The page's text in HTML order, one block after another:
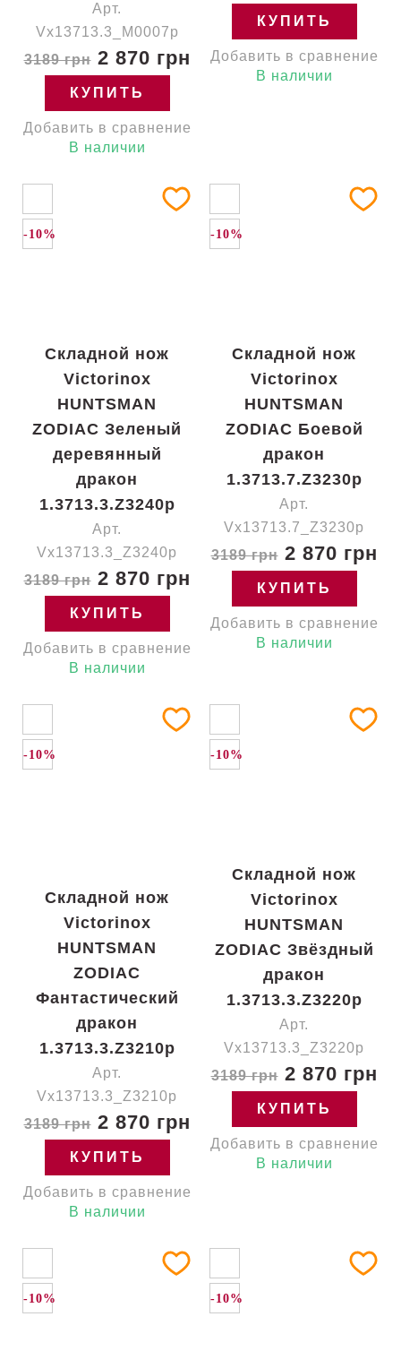
Арт.
Vx13713.3_M0007p
3189 грн2 870 грн
КУПИТЬ
Добавить в сравнение
В наличии
КУПИТЬ
Добавить в сравнение
В наличии
-10%
Складной нож
Victorinox
HUNTSMAN
ZODIAC Зеленый
деревянный
дракон
1.3713.3.Z3240p
Арт.
Vx13713.3_Z3240p
3189 грн2 870 грн
КУПИТЬ
Добавить в сравнение
В наличии
-10%
Складной нож
Victorinox
HUNTSMAN
ZODIAC Боевой
дракон
1.3713.7.Z3230p
Арт.
Vx13713.7_Z3230p
3189 грн2 870 грн
КУПИТЬ
Добавить в сравнение
В наличии
-10%
Складной нож
Victorinox
HUNTSMAN
ZODIAC
Фантастический
дракон
1.3713.3.Z3210p
Арт.
Vx13713.3_Z3210p
3189 грн2 870 грн
КУПИТЬ
Добавить в сравнение
В наличии
-10%
Складной нож
Victorinox
HUNTSMAN
ZODIAC Звёздный
дракон
1.3713.3.Z3220p
Арт.
Vx13713.3_Z3220p
3189 грн2 870 грн
КУПИТЬ
Добавить в сравнение
В наличии
-10% -10%